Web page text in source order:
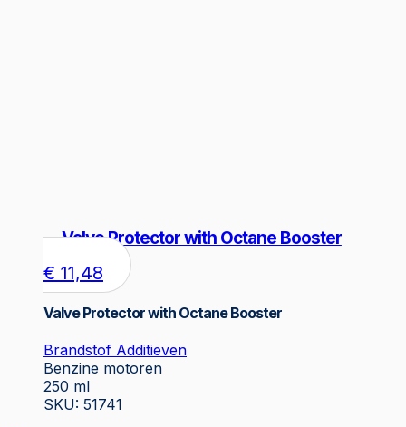
Valve Protector with Octane Booster
€ 11,48
Valve Protector with Octane Booster
Brandstof Additieven
Benzine motoren
250 ml
SKU: 51741